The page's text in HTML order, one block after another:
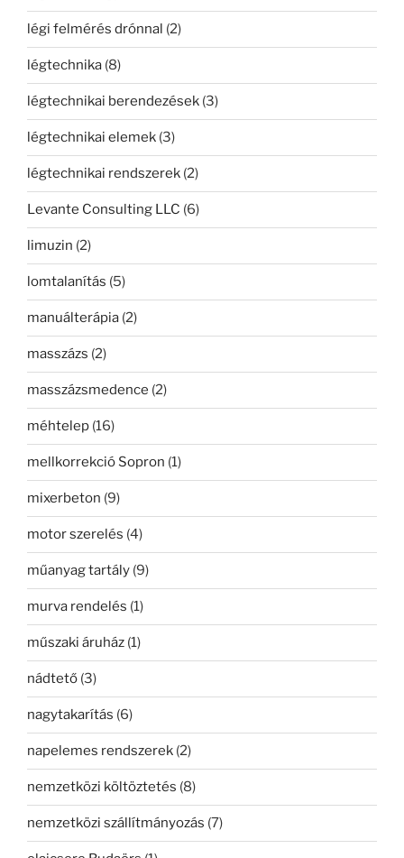
légi felmérés drónnal (2)
légtechnika (8)
légtechnikai berendezések (3)
légtechnikai elemek (3)
légtechnikai rendszerek (2)
Levante Consulting LLC (6)
limuzin (2)
lomtalanítás (5)
manuálterápia (2)
masszázs (2)
masszázsmedence (2)
méhtelep (16)
mellkorrekció Sopron (1)
mixerbeton (9)
motor szerelés (4)
műanyag tartály (9)
murva rendelés (1)
műszaki áruház (1)
nádtető (3)
nagytakarítás (6)
napelemes rendszerek (2)
nemzetközi költöztetés (8)
nemzetközi szállítmányozás (7)